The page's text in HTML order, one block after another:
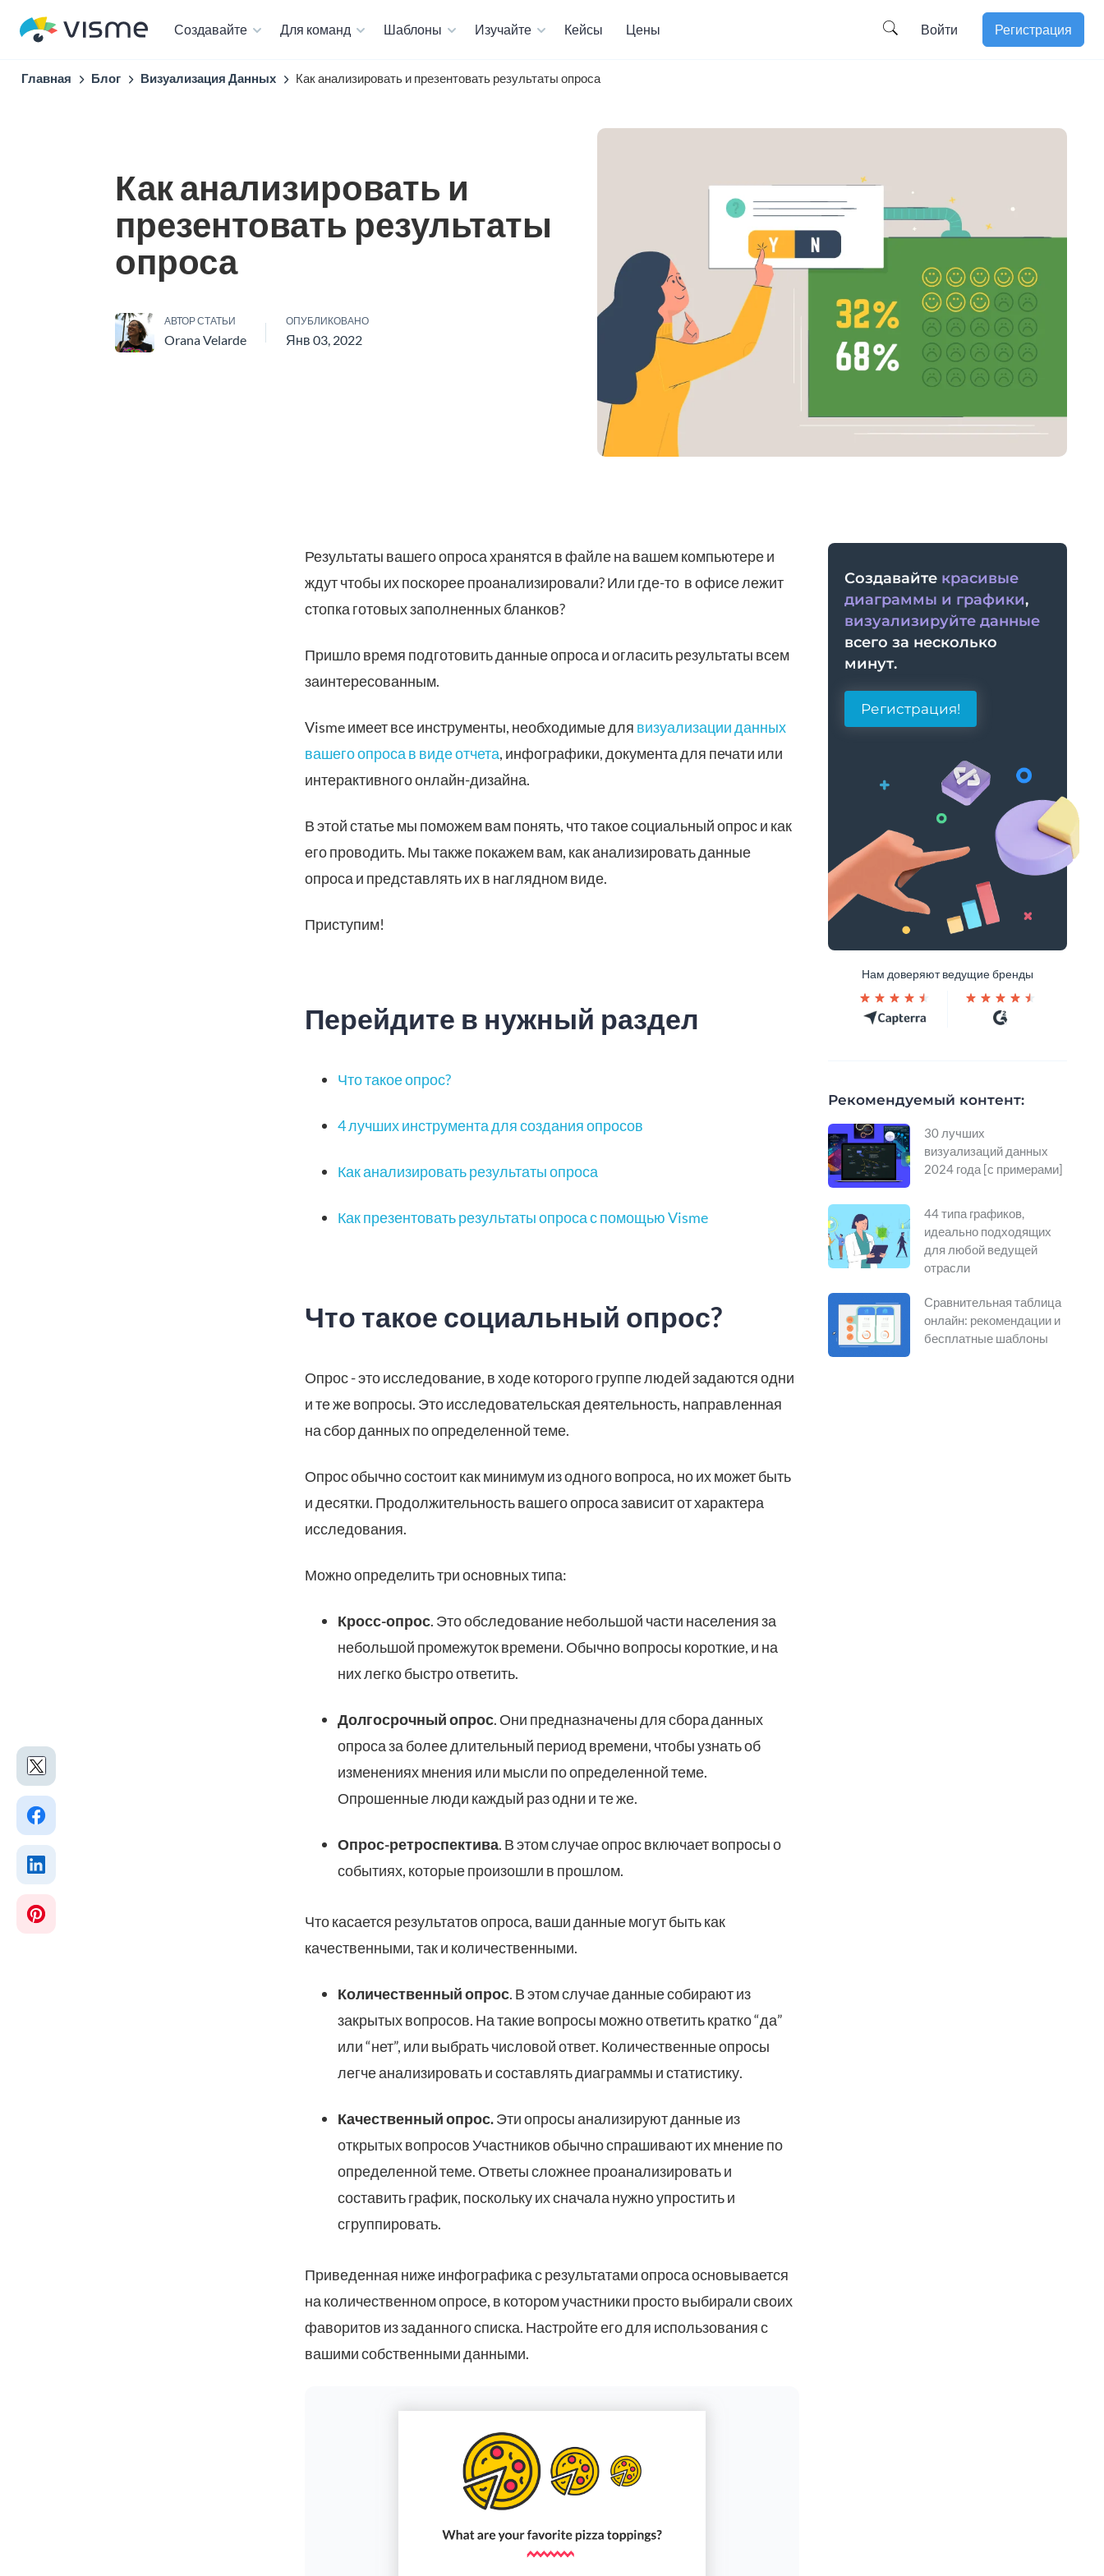
Создавайте Для команд Шаблоны Изучайте Кейсы Цены Войти Регистрация
Главная Блог Визуализация Данных Как анализировать и презентовать результаты опроса
Как анализировать и
презентовать результаты
опроса
АВТОР СТАТЬИ
Orana Velarde
ОПУБЛИКОВАНО
Янв 03, 2022
Результаты вашего опроса хранятся в файле на вашем компьютере и
ждут чтобы их поскорее проанализировали? Или где-то в офисе лежит
стопка готовых заполненных бланков?
Пришло время подготовить данные опроса и огласить результаты всем
заинтересованным.
Visme имеет все инструменты, необходимые для визуализации данных
вашего опроса в виде отчета, инфографики, документа для печати или
интерактивного онлайн-дизайна.
В этой статье мы поможем вам понять, что такое социальный опрос и как
его проводить. Мы также покажем вам, как анализировать данные
опроса и представлять их в наглядном виде.
Приступим!
Перейдите в нужный раздел
Что такое опрос?
4 лучших инструмента для создания опросов
Как анализировать результаты опроса
Как презентовать результаты опроса с помощью Visme
Что такое социальный опрос?
Опрос - это исследование, в ходе которого группе людей задаются одни
и те же вопросы. Это исследовательская деятельность, направленная
на сбор данных по определенной теме.
Опрос обычно состоит как минимум из одного вопроса, но их может быть
и десятки. Продолжительность вашего опроса зависит от характера
исследования.
Можно определить три основных типа:
Кросс-опрос. Это обследование небольшой части населения за
небольшой промежуток времени. Обычно вопросы короткие, и на
них легко быстро ответить.
Долгосрочный опрос. Они предназначены для сбора данных
опроса за более длительный период времени, чтобы узнать об
изменениях мнения или мысли по определенной теме.
Опрошенные люди каждый раз одни и те же.
Опрос-ретроспектива. В этом случае опрос включает вопросы о
событиях, которые произошли в прошлом.
Что касается результатов опроса, ваши данные могут быть как
качественными, так и количественными.
Количественный опрос. В этом случае данные собирают из
закрытых вопросов. На такие вопросы можно ответить кратко “да”
или “нет”, или выбрать числовой ответ. Количественные опросы
легче анализировать и составлять диаграммы и статистику.
Качественный опрос.Эти опросы анализируют данные из
открытых вопросов Участников обычно спрашивают их мнение по
определенной теме. Ответы сложнее проанализировать и
составить график, поскольку их сначала нужно упростить и
сгруппировать.
Приведенная ниже инфографика с результатами опроса основывается
на количественном опросе, в котором участники просто выбирали своих
фаворитов из заданного списка. Настройте его для использования с
вашими собственными данными.
Создавайте красивые
диаграммы и графики,
визуализируйте данные
всего за несколько
минут.
Регистрация!
Нам доверяют ведущие бренды
Рекомендуемый контент:
30 лучших
визуализаций данных
2024 года [с примерами]
44 типа графиков,
идеально подходящих
для любой ведущей
отрасли
Сравнительная таблица
онлайн: рекомендации и
бесплатные шаблоны